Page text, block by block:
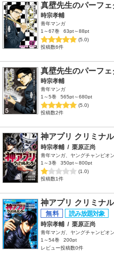
真壁先生のパーフェ
時宗孝輔
青年マンガ
1～67巻
63pt～88pt
(5.0)
投稿数6件
真壁先生のパーフェ
時宗孝輔
青年マンガ
1～5巻
565pt～680pt
(5.0)
投稿数2件
神アプリ クリミナ
時宗孝輔 / 栗原正尚
青年マンガ、ヤングチャンピオ
1～3巻
350pt～800pt
(1.0)
投稿数1件
神アプリ クリミナ
時宗孝輔 / 栗原正尚
青年マンガ、ヤングチャンピオ
1～54巻
200pt
レビュー投稿数0件